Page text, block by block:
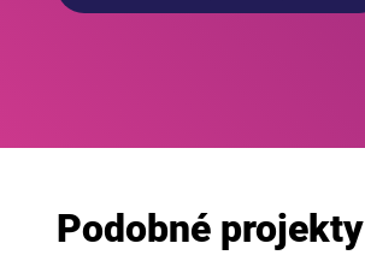
Podobné projekty